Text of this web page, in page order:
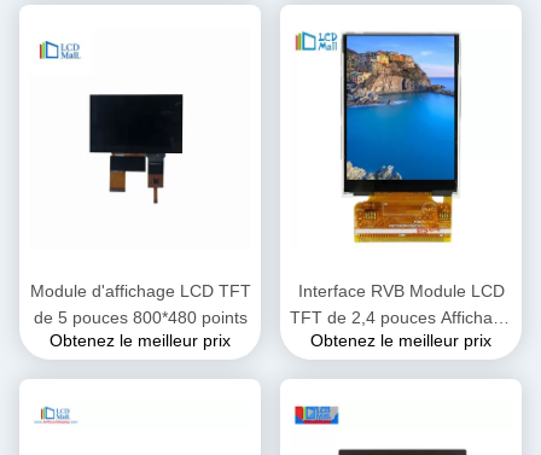
Module d'affichage LCD TFT
de 5 pouces 800*480 points
Obtenez le meilleur prix
Interface RVB Module LCD
TFT de 2,4 pouces Affichage
de résolution 240x320
Obtenez le meilleur prix